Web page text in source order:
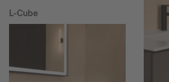
L-Cube